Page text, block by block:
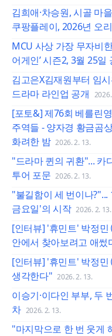
김희애·차승원, 시골 마
쿠팡플레이, 2026년 오
MCU 사상 가장 무자비
어게인’ 시즌2, 3월 25일
김고은X김재원부터 임
드라마 라인업 공개
[포토&] 제76회 베를린
주역들 - 양자경 황금곰
화려한 밤 2026. 2. 13.
"드라마 퀸의 귀환"... 카
투어 포문 2026. 2. 13.
"불길함이 세 번이나
금요일'의 시작 2026. 2. 13.
[인터뷰] '휴민트' 박정
안에서 찾아보려고 애썼
[인터뷰] '휴민트' 박정
생각한다" 2026. 2. 13.
이승기·이다인 부부, 두
차 2026. 2. 13.
"마지막으로 한 번 웃게